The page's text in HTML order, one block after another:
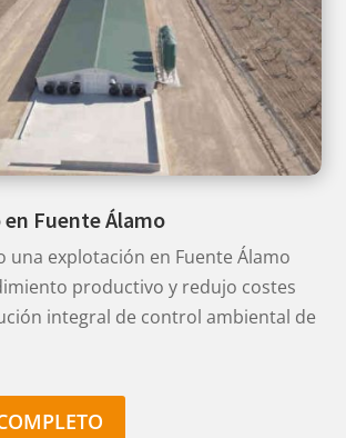
en Fuente Álamo
una explotación en Fuente Álamo
productivo y redujo costes
integral de control ambiental de